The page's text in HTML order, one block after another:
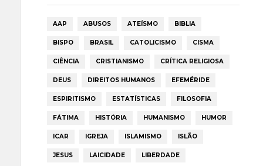
AAP ABUSOS ATEÍSMO BIBLIA
BISPO BRASIL CATOLICISMO CISMA
CIÊNCIA CRISTIANISMO CRÍTICA RELIGIOSA
DEUS DIREITOS HUMANOS EFEMÉRIDE
ESPIRITISMO ESTATÍSTICAS FILOSOFIA
FÁTIMA HISTÓRIA HUMANISMO HUMOR
ICAR IGREJA ISLAMISMO ISLÃO
JESUS LAICIDADE LIBERDADE